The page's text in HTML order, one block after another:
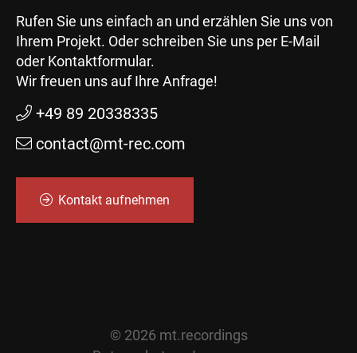
Rufen Sie uns einfach an und erzählen Sie uns von
Ihrem Projekt. Oder schreiben Sie uns per E-Mail
oder Kontaktformular.
Wir freuen uns auf Ihre Anfrage!
+49 89 20338335
contact@mt-rec.com
Kontakt aufnehmen
© 2026 mt.recordings